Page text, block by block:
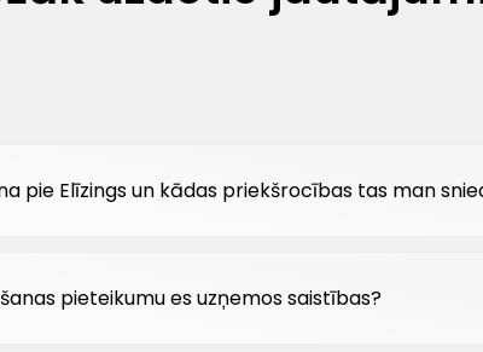
pie Elīzings un kādas priekšrocības tas man
pieteikumu es uzņemos saistības?